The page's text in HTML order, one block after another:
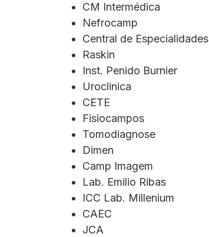
CM Intermédica
Nefrocamp
Central de Especialidades
Raskin
Inst. Penido Burnier
Uroclinica
CETE
Fisiocampos
Tomodiagnose
Dimen
Camp Imagem
Lab. Emilio Ribas
ICC Lab. Millenium
CAEC
JCA